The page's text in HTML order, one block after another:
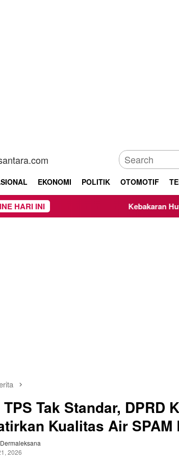
EKONOMI POLITIK OTOMOTIF
HARI INI Kebakaran Hutan di TNBTS
Tak Standar, DPRD
Kualitas Air SPAM
2026